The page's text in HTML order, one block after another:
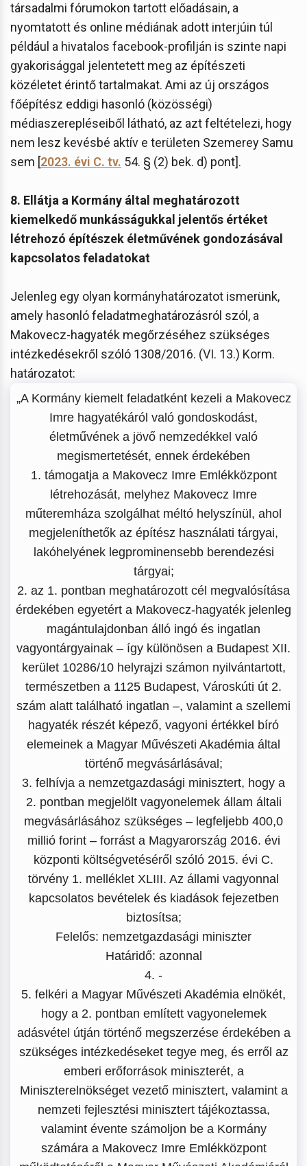
társadalmi fórumokon tartott előadásain, a
nyomtatott és online médiának adott interjúin túl
például a hivatalos facebook-profilján is szinte napi
gyakorisággal jelentetett meg az építészeti
közéletet érintő tartalmakat. Ami az új országos
főépítész eddigi hasonló (közösségi)
médiaszerepléseiből látható, az azt feltételezi, hogy
nem lesz kevésbé aktív e területen Szemerey Samu
sem [2023. évi C. tv. 54. § (2) bek. d) pont].
8. Ellátja a Kormány által meghatározott
kiemelkedő munkásságukkal jelentős értéket
létrehozó építészek életművének gondozásával
kapcsolatos feladatokat
Jelenleg egy olyan kormányhatározatot ismerünk,
amely hasonló feladatmeghatározásról szól, a
Makovecz-hagyaték megőrzéséhez szükséges
intézkedésekről szóló 1308/2016. (VI. 13.) Korm.
határozatot:
„A Kormány kiemelt feladatként kezeli a Makovecz
Imre hagyatékáról való gondoskodást,
életművének a jövő nemzedékkel való
megismertetését, ennek érdekében
1. támogatja a Makovecz Imre Emlékközpont
létrehozását, melyhez Makovecz Imre
műteremháza szolgálhat méltó helyszínül, ahol
megjeleníthetők az építész használati tárgyai,
lakóhelyének legprominensebb berendezési
tárgyai;
2. az 1. pontban meghatározott cél megvalósítása
érdekében egyetért a Makovecz-hagyaték jelenleg
magántulajdonban álló ingó és ingatlan
vagyontárgyainak – így különösen a Budapest XII.
kerület 10286/10 helyrajzi számon nyilvántartott,
természetben a 1125 Budapest, Városkúti út 2.
szám alatt található ingatlan –, valamint a szellemi
hagyaték részét képező, vagyoni értékkel bíró
elemeinek a Magyar Művészeti Akadémia által
történő megvásárlásával;
3. felhívja a nemzetgazdasági minisztert, hogy a
2. pontban megjelölt vagyonelemek állam általi
megvásárlásához szükséges – legfeljebb 400,0
millió forint – forrást a Magyarország 2016. évi
központi költségvetéséről szóló 2015. évi C.
törvény 1. melléklet XLIII. Az állami vagyonnal
kapcsolatos bevételek és kiadások fejezetben
biztosítsa;
Felelős: nemzetgazdasági miniszter
Határidő: azonnal
4. -
5. felkéri a Magyar Művészeti Akadémia elnökét,
hogy a 2. pontban említett vagyonelemek
adásvétel útján történő megszerzése érdekében a
szükséges intézkedéseket tegye meg, és erről az
emberi erőforrások miniszterét, a
Miniszterelnökséget vezető minisztert, valamint a
nemzeti fejlesztési minisztert tájékoztassa,
valamint évente számoljon be a Kormány
számára a Makovecz Imre Emlékközpont